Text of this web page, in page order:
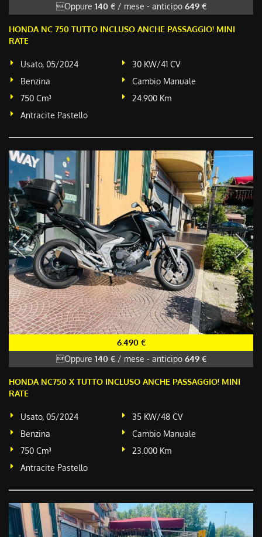
Oppure 140 €/ mese - anticipo 649 €
HONDA NC 750 TUTTO INCLUSO ANCHE PASSAGGIO! MINI
RATE
Usato, 05/2024
30 KW/41 CV
Benzina
Cambio Manuale
750 Cm³
24.900 Km
Antracite Pastello
6.490 €
Oppure 140 €/ mese - anticipo 649 €
HONDA NC750 X TUTTO INCLUSO ANCHE PASSAGGIO! MINI
RATE
Usato, 05/2024
35 KW/48 CV
Benzina
Cambio Manuale
750 Cm³
23.000 Km
Antracite Pastello